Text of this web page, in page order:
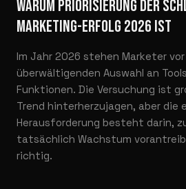
WARUM PRIORISIERUNG DER
MARKETING-ERFOLG 2026 IST
Im Jahr 2026 stehen Marketer
überwältigenden Auswahl an
Funktionen. Die Versuchung ist
Trend hinterherzujagen, aber die
Herausforderung besteht darin,
tatsächlich Wachstum
richtig.